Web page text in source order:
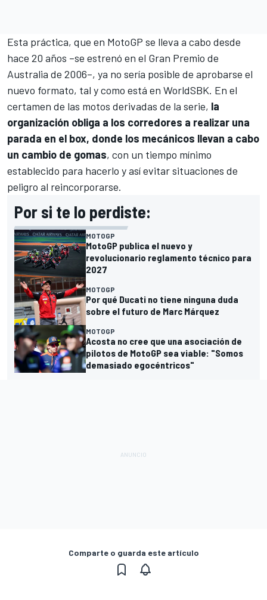
Esta práctica, que en MotoGP se lleva a cabo desde
hace 20 años –se estrenó en el Gran Premio de
Australia de 2006–, ya no sería posible de aprobarse el
nuevo formato, tal y como está en WorldSBK. En el
certamen de las motos derivadas de la serie, la
organización obliga a los corredores a realizar una
parada en el box, donde los mecánicos llevan a cabo
un cambio de gomas, con un tiempo mínimo
establecido para hacerlo y así evitar situaciones de
peligro al reincorporarse.
Por si te lo perdiste:
MOTOGP
MotoGP publica el nuevo y
revolucionario reglamento técnico para
2027
MOTOGP
Por qué Ducati no tiene ninguna duda
sobre el futuro de Marc Márquez
MOTOGP
Acosta no cree que una asociación de
pilotos de MotoGP sea viable: "Somos
demasiado egocéntricos"
Comparte o guarda este artículo